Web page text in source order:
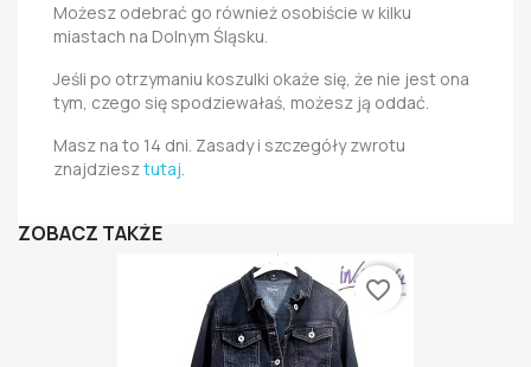
Możesz odebrać go również osobiście w kilku
miastach na Dolnym Śląsku.
Jeśli po otrzymaniu koszulki okaże się, że nie jest ona
tym, czego się spodziewałaś, możesz ją oddać.
Masz na to 14 dni. Zasady i szczegóły zwrotu
znajdziesztutaj.
ZOBACZ TAKŻE
favorite_border